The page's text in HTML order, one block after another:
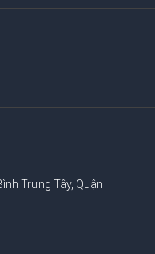
Trưng Tây, Quận